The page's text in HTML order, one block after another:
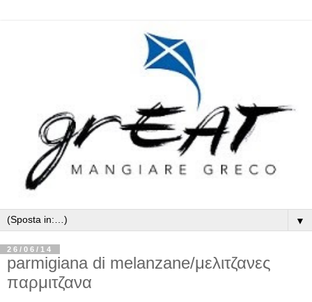
▼
26/06/14
parmigiana di melanzane/μελιτζανες
παρμιτζανα